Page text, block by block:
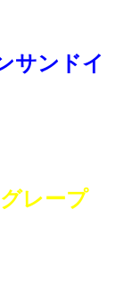
サンドイ
グレープ